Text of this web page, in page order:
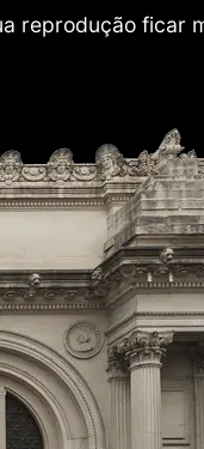
reprodução ficar